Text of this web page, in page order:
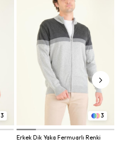
3 3
Erkek Dik Yaka Fermuarlı Renki